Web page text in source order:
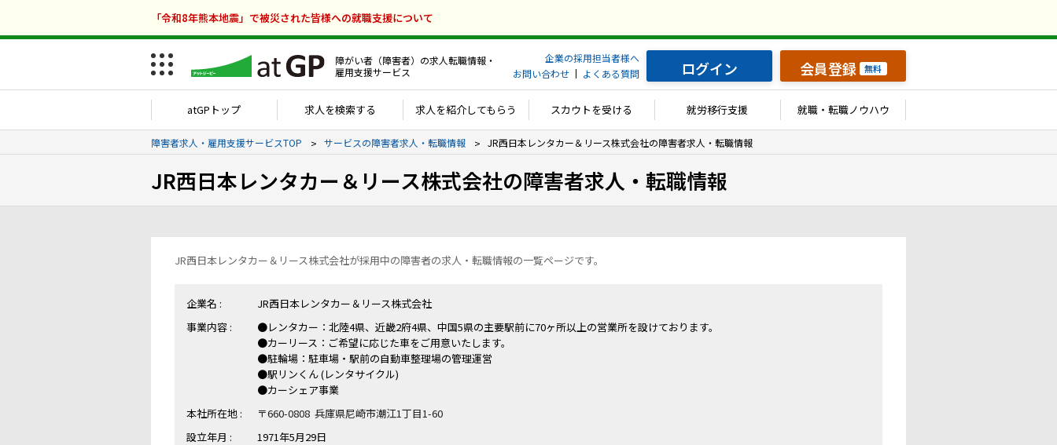
「令和8年熊本地震」で被災された皆様への就職支援について
障がい者（障害者）の求人転職情報・
雇用支援サービス
企業の採用担当者様へ
お問い合わせ
よくある質問 ログイン 会員登録 無料
atGPトップ 求人を検索する 求人を紹介してもらう スカウトを受ける 就労移行支援 就職・転職ノウハウ
障害者求人・雇用支援サービスTOP サービスの障害者求人・転職情報 JR西日本レンタカー＆リース株式会社の障害者求人・転職情報
JR西日本レンタカー＆リース株式会社の障害者求人・転職情報
JR西日本レンタカー＆リース株式会社が採用中の障害者の求人・転職情報の一覧ページです。
企業名 :
JR西日本レンタカー＆リース株式会社
事業内容 :
●レンタカー：北陸4県、近畿2府4県、中国5県の主要駅前に70ヶ所以上の営業所を設けております。
●カーリース：ご希望に応じた車をご用意いたします。
●駐輪場：駐車場・駅前の自動車整理場の管理運営
●駅リンくん (レンタサイクル)
●カーシェア事業
本社所在地 :
〒660-0808 兵庫県尼崎市潮江1丁目1-60
設立年月 :
1971年5月29日